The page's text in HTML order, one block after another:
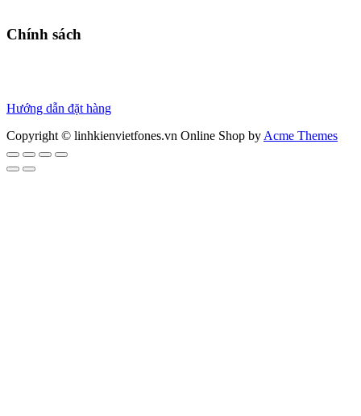
Chính sách
Hướng dẫn đặt hàng
Copyright © linhkienvietfones.vn Online Shop by Acme Themes